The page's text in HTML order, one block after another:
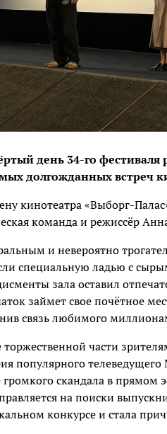
день 34-го
долгожданных встреч
кинотеатра «Выборг-
команда и режиссёр
и невероятно
специальную ладью с
зала оставил
займет свое почётное
связь любимого
торжественной части
популярного
громкого скандала в прямом
на поиски
конкурсе и стала